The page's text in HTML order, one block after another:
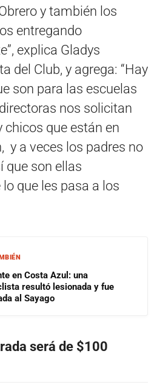
y también los
entregando
explica Gladys
del Club, y agrega: “Hay
son para las escuelas
nos solicitan
chicos que están en
y a veces los padres no
que son ellas
que les pasa a los
en Costa Azul: una
resultó lesionada y fue
al Sayago
será de $100